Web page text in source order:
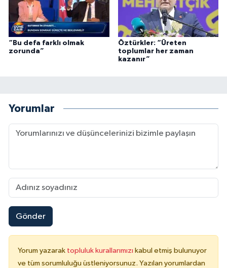
“Bu defa farklı olmak
zorunda”
Öztürkler: “Üreten
toplumlar her zaman
kazanır”
Yorumlar
Gönder
Yorum yazarak topluluk kurallarımızı kabul etmiş bulunuyor
ve tüm sorumluluğu üstleniyorsunuz. Yazılan yorumlardan